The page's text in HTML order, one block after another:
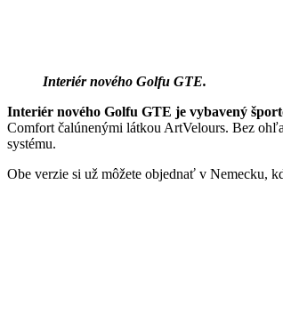
Interiér nového Golfu GTE.
Interiér nového Golfu GTE je vybavený
Comfort čalúnenými látkou ArtVelours. Bez
systému.
Obe verzie si už môžete objednať v Nemecku,